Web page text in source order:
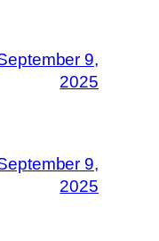
9,
2025
9,
2025